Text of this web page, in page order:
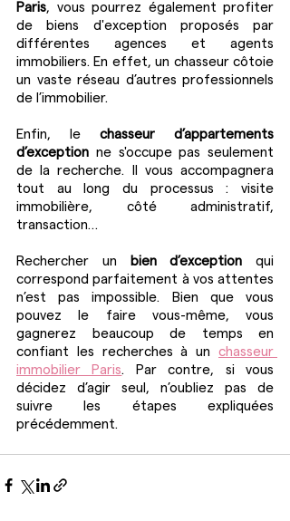
Paris, vous pourrez également profiter
de biens d'exception proposés par
différentes agences et agents
immobiliers. En effet, un chasseur côtoie
un vaste réseau d’autres professionnels
de l’immobilier.
Enfin, le chasseur d’appartements
d’exception ne s'occupe pas seulement
de la recherche. Il vous accompagnera
tout au long du processus : visite
immobilière, côté administratif,
transaction…
Rechercher un bien d’exception qui
correspond parfaitement à vos attentes
n’est pas impossible. Bien que vous
pouvez le faire vous-même, vous
gagnerez beaucoup de temps en
confiant les recherches à un chasseur
immobilier Paris. Par contre, si vous
décidez d’agir seul, n’oubliez pas de
suivre les étapes expliquées
précédemment.